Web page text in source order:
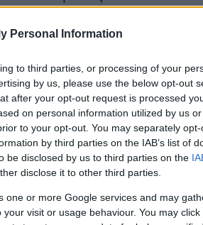
Personal Information
to third parties, or processing of your
by us, please use the below opt-out
after your opt-out request is processed
on personal information utilized by us
to your opt-out. You may separately
by third parties on the IAB’s list of
be disclosed by us to third parties on the
disclose it to other third parties.
one or more Google services and may
visit or usage behaviour. You may
Τοράλ :
ακόμη. Ακόμη δεν
που θέλουμε.
το 100% και να πάρουμε
ετοιμότητα της ομάδας:«Θα